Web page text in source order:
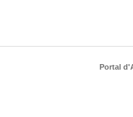
Portal